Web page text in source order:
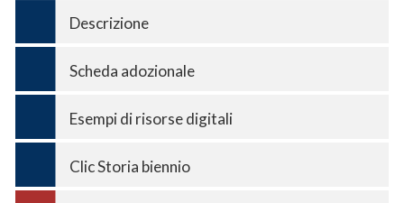
Descrizione
Scheda adozionale
Esempi di risorse digitali
Clic Storia biennio